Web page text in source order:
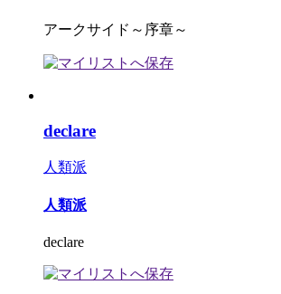
アークサイド～序章～
declare
人類派
人類派
declare